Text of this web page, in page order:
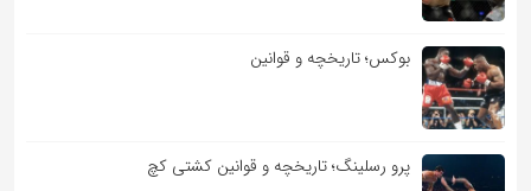
بوکس؛ تاریخچه و قوانین
پرو رسلینگ؛ تاریخچه و قوانین کشتی کچ